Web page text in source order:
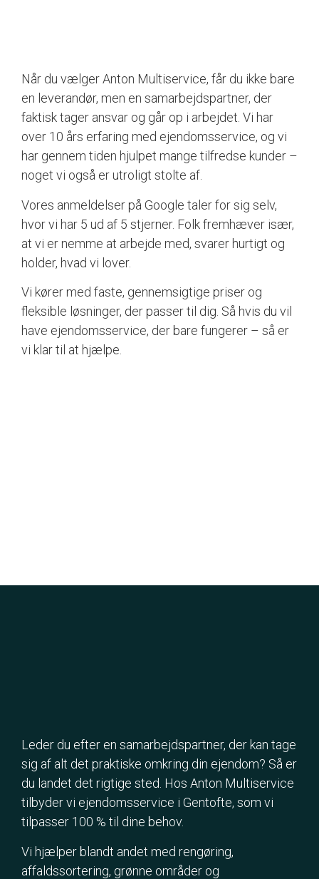
Når du vælger Anton Multiservice, får du ikke bare
en leverandør, men en samarbejdspartner, der
faktisk tager ansvar og går op i arbejdet. Vi har
over 10 års erfaring med ejendomsservice, og vi
har gennem tiden hjulpet mange tilfredse kunder –
noget vi også er utroligt stolte af.
Vores anmeldelser på Google taler for sig selv,
hvor vi har 5 ud af 5 stjerner. Folk fremhæver især,
at vi er nemme at arbejde med, svarer hurtigt og
holder, hvad vi lover.
Vi kører med faste, gennemsigtige priser og
fleksible løsninger, der passer til dig. Så hvis du vil
have ejendomsservice, der bare fungerer – så er
vi klar til at hjælpe.
Leder du efter en samarbejdspartner, der kan tage
sig af alt det praktiske omkring din ejendom? Så er
du landet det rigtige sted. Hos Anton Multiservice
tilbyder vi ejendomsservice i Gentofte, som vi
tilpasser 100 % til dine behov.
Vi hjælper blandt andet med rengøring,
affaldssortering, grønne områder og